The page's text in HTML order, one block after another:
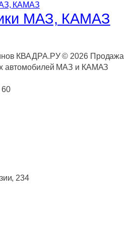
МАЗ, КАМАЗ
КВАДРА.РУ © 2026Продажа
автомобилей МАЗ и КАМАЗ
60
234